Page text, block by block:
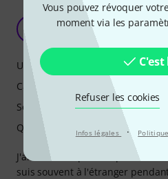
Vous pouvez révoquer
moment via les
C'est
Refuser les cookies
Infos légales ·
Parfait pour
J'ai acheté ce petit ampli à
suis souvent à l'étranger
Utilisation
Caractéristiques
Son
Qualité de fabrication